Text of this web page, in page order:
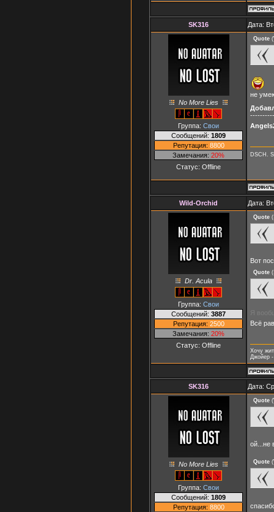
SK316 Дата:
No More Lies
Группа: Свои
Сообщений: 1809
Репутация: 8800
Замечания: 20%
Статус: Offline
Quote (
не
DSCH.
Wild-Orchid Дата:
Dr. Acula
Группа: Свои
Сообщений: 3887
Репутация: 2500
Замечания: 20%
Статус: Offline
Quote (
Вот
Quote (
Я
Всё
Хочу
Джойер
SK316 Дата:
No More Lies
Группа: Свои
Сообщений: 1809
Репутация: 8800
Quote (
ой...не
Quote (